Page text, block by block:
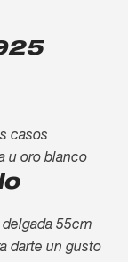
casos
u oro blanco
55cm
darte un gusto